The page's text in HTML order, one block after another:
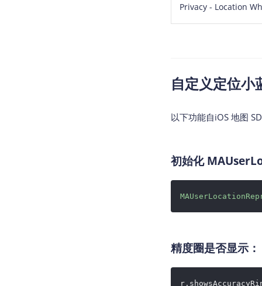
Privacy - Location
自定义定位小
以下功能自iOS 地图
初始化
精度圈是否显示：